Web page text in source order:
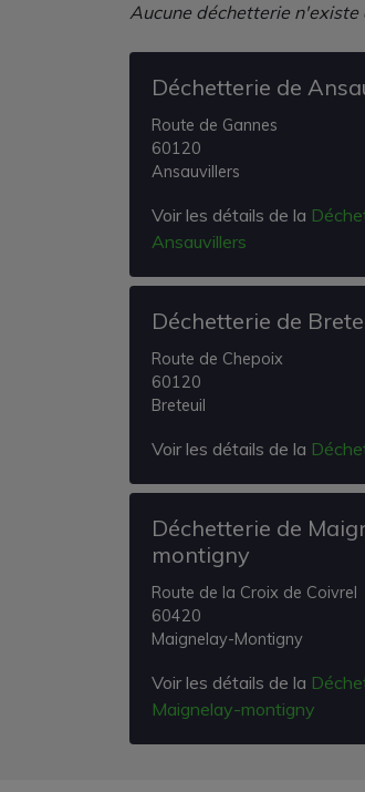
Aucune déchetterie n'existe
Déchetterie de
Route de Gannes
60120
Ansauvillers
Voir les détails de la
Ansauvillers
Déchetterie de
Route de Chepoix
60120
Breteuil
Voir les détails de la
Déchetterie de
montigny
Route de la Croix de Coivrel
60420
Maignelay-Montigny
Voir les détails de la
Maignelay-montigny